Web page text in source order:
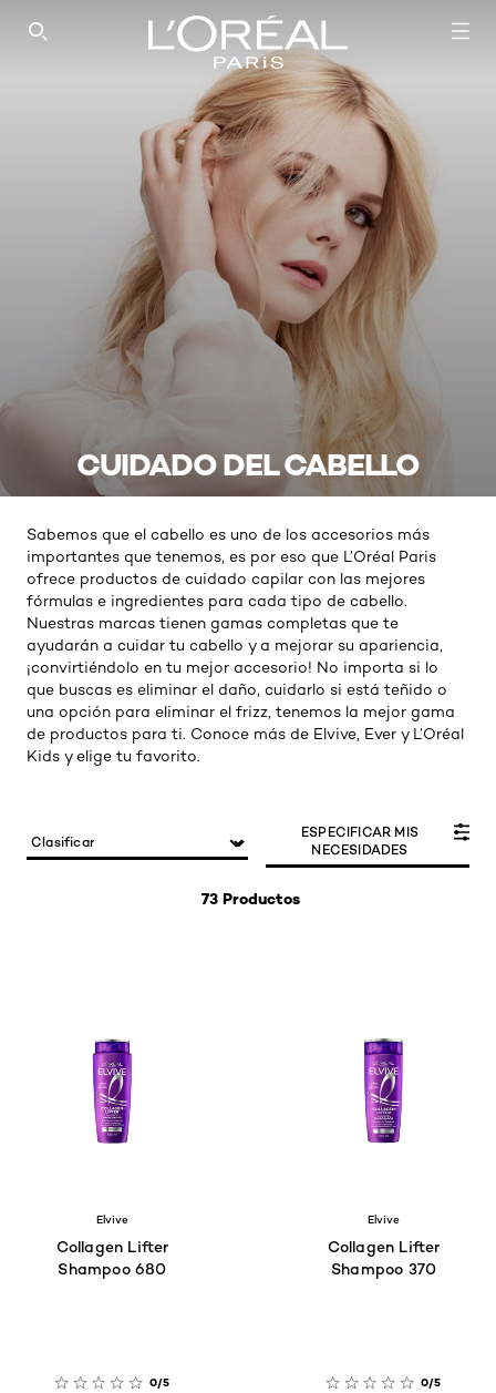
SEARCH THIS SITE
CUIDADO DEL CABELLO
Sabemos que el cabello es uno de los accesorios más
importantes que tenemos, es por eso que L’Oréal Paris
ofrece productos de cuidado capilar con las mejores
fórmulas e ingredientes para cada tipo de cabello.
Nuestras marcas tienen gamas completas que te
ayudarán a cuidar tu cabello y a mejorar su apariencia,
¡convirtiéndolo en tu mejor accesorio! No importa si lo
que buscas es eliminar el daño, cuidarlo si está teñido o
una opción para eliminar el frizz, tenemos la mejor gama
de productos para ti. Conoce más de Elvive, Ever y L’Oréal
Kids y elige tu favorito.
73 Productos
ESPECIFICAR MIS
NECESIDADES
Elvive
Collagen Lifter
Shampoo 680
0/5
Elvive
Collagen Lifter
Shampoo 370
0/5